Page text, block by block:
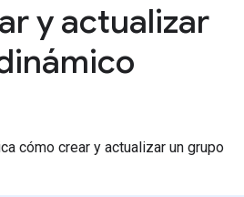
y actualizar
cómo crear y actualizar un grupo